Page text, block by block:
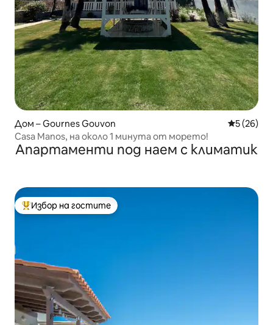
Дом – Gournes Gouvon Средна
5 (26)
Casa Manos, на около 1 минута от морето!
Апартаменти под наем с климатик
Най-популярен избор на гостите
Избор на гостите